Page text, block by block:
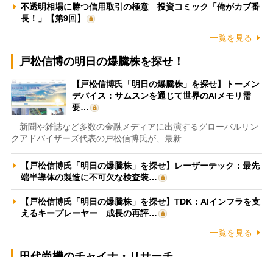
不透明相場に勝つ信用取引の極意 投資コミック「俺がカブ番
長！」【第9回】
一覧を見る
戸松信博の明日の爆騰株を探せ！
【戸松信博氏「明日の爆騰株」を探せ】トーメン
デバイス：サムスンを通じて世界のAIメモリ需
要…
新聞や雑誌など多数の金融メディアに出演するグローバルリン
クアドバイザーズ代表の戸松信博氏が、最新…
【戸松信博氏「明日の爆騰株」を探せ】レーザーテック：最先
端半導体の製造に不可欠な検査装…
【戸松信博氏「明日の爆騰株」を探せ】TDK：AIインフラを支
えるキープレーヤー 成長の再評…
一覧を見る